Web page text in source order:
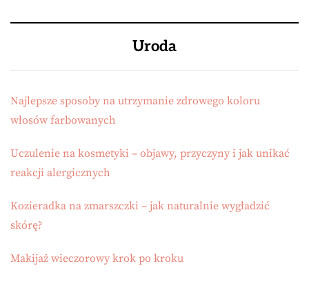
Uroda
Najlepsze sposoby na utrzymanie zdrowego koloru
włosów farbowanych
Uczulenie na kosmetyki – objawy, przyczyny i jak unikać
reakcji alergicznych
Kozieradka na zmarszczki – jak naturalnie wygładzić
skórę?
Makijaż wieczorowy krok po kroku